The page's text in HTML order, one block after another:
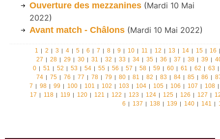
Ouverture des mezzanines (Mardi 10 Mai
2022)
Avant match - Châlons (Mardi 10 Mai 2022)
1 2 3 4 5 6 7 8 9 10 11 12 13 14 15
16
27
28 29 30 31 32 33 34 35 36 37 38 39
0
51 52 53 54 55 56 57 58 59 60 61 62
63
74
75 76 77 78 79 80 81 82 83 84 85 86
7
98 99 100 101 102 103 104 105 106 107
108
17
118 119 120 121 122 123 124 125 126 127
6
137 138 139 140 141